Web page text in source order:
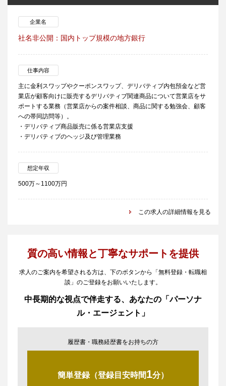
企業名
社名非公開：国内トップ規模の地方銀行
仕事内容
主に金利スワップやクーポンスワップ、デリバティブ内包預金など営
業店が顧客向けに販売するデリバティブ関連商品について営業店をサ
ポートする業務（営業店からの案件相談、商品に関する勉強会、顧客
への帯同訪問等）。
・デリバティブ商品販売に係る営業店支援
・デリバティブのヘッジ及び管理業務
想定年収
500万～1100万円
この求人の詳細情報を見る
質の高い情報と丁寧なサポートを提供
求人のご案内を希望される方は、下のボタンから「無料登録・転職相
談」のご登録をお願いいたします。
中長期的な視点で伴走する、あなたの「パーソナ
ル・エージェント」
履歴書・職務経歴書をお持ちの方
簡単登録（登録目安時間1分）